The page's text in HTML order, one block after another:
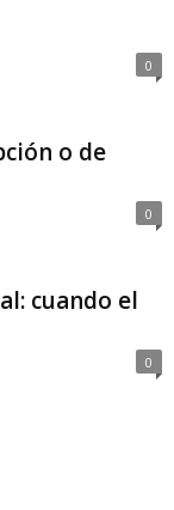
0
o de
0
cuando el
0